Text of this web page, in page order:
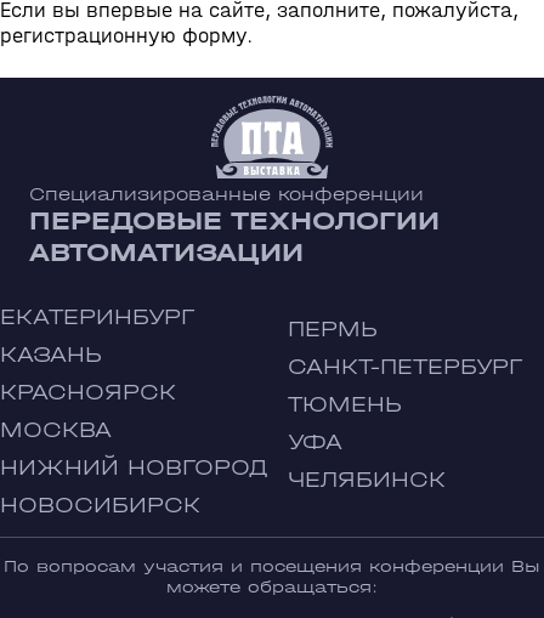
Если вы впервые на сайте, заполните, пожалуйста,
регистрационную форму.
Специализированные конференции
ПЕРЕДОВЫЕ ТЕХНОЛОГИИ
АВТОМАТИЗАЦИИ
ЕКАТЕРИНБУРГ
КАЗАНЬ
КРАСНОЯРСК
МОСКВА
НИЖНИЙ НОВГОРОД
НОВОСИБИРСК
ПЕРМЬ
САНКТ-ПЕТЕРБУРГ
ТЮМЕНЬ
УФА
ЧЕЛЯБИНСК
По вопросам участия и посещения конференции Вы
можете обращаться: